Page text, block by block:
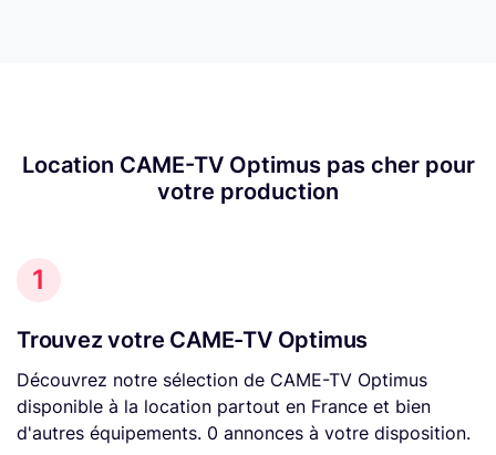
Location CAME-TV Optimus pas cher pour
votre production
1
Trouvez votre CAME-TV Optimus
Découvrez notre sélection de CAME-TV Optimus
disponible à la location partout en France et bien
d'autres équipements. 0 annonces à votre disposition.